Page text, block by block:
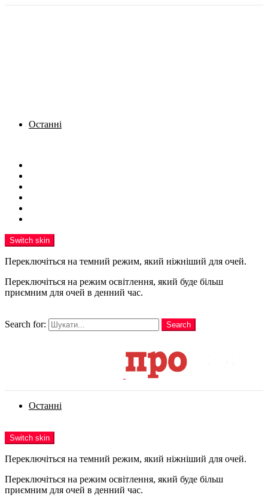
Останні
Switch skin
Переключіться на темний режим, який ніжніший для очей.
Переключіться на режим освітлення, який буде більш
приємним для очей в денний час.
Search for:
Search
Останні
Switch skin
Переключіться на темний режим, який ніжніший для очей.
Переключіться на режим освітлення, який буде більш
приємним для очей в денний час.